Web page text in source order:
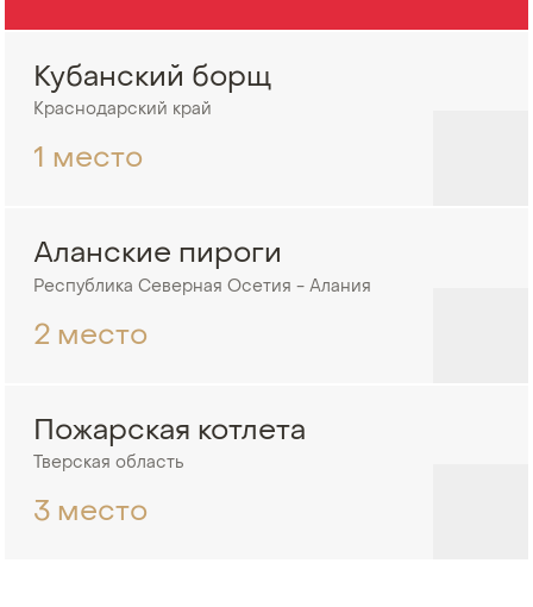
Кубанский борщ
Краснодарский край
1 место
Аланские пироги
Республика Северная Осетия - Алания
2 место
Пожарская котлета
Тверская область
3 место